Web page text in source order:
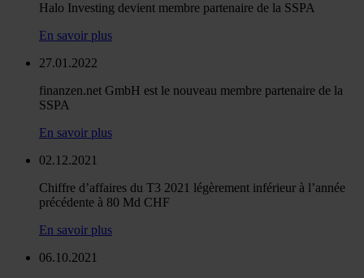
Halo Investing devient membre partenaire de la SSPA
En savoir plus
27.01.2022
finanzen.net GmbH est le nouveau membre partenaire de la
SSPA
En savoir plus
02.12.2021
Chiffre d’affaires du T3 2021 légèrement inférieur à l’année
précédente à 80 Md CHF
En savoir plus
06.10.2021